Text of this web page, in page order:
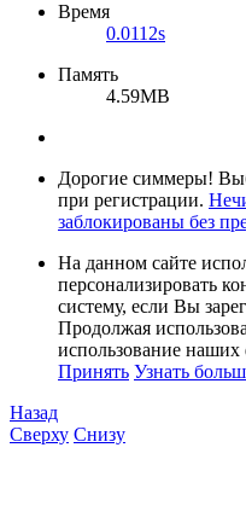
Время
0.0112s
Память
4.59MB
Дорогие симмеры!
при регистрации.
заблокированы без
На данном сайте
персонализировать
систему, если Вы
Продолжая
использование наших
Принять Узнать
Назад
Сверху Снизу